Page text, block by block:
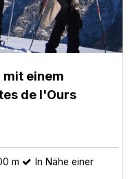
einem
de l'Ours
m
In Nähe einer